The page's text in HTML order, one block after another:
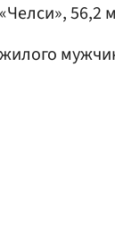
56,2